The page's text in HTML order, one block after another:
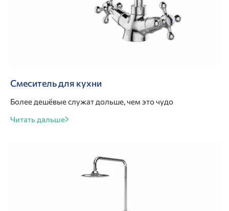
Смеситель для кухни
Более дешёвые служат дольше, чем это чудо
Читать дальше